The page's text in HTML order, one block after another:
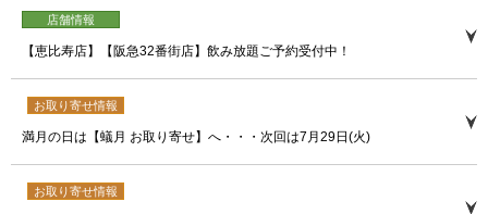
店舗情報
【恵比寿店】【阪急32番街店】飲み放題ご予約受付中！
お取り寄せ情報
満月の日は【蟻月 お取り寄せ】へ・・・次回は7月29日(火)
お取り寄せ情報